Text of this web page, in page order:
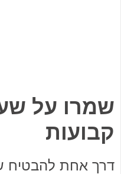
שמרו על
קבועות
דרך אחת להבטיח